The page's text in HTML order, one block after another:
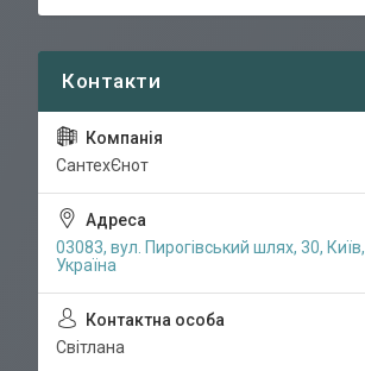
СантехЄнот
03083, вул. Пирогівський шлях, 30, Київ,
Україна
Світлана